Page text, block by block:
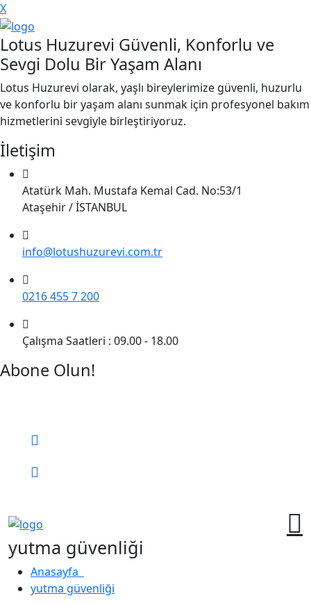
X
Lotus Huzurevi Güvenli, Konforlu ve
Sevgi Dolu Bir Yaşam Alanı
Lotus Huzurevi olarak, yaşlı bireylerimize güvenli, huzurlu
ve konforlu bir yaşam alanı sunmak için profesyonel bakım
hizmetlerini sevgiyle birleştiriyoruz.
İletişim
Atatürk Mah. Mustafa Kemal Cad. No:53/1
Ataşehir / İSTANBUL
info@lotushuzurevi.com.tr
0216 455 7 200
Çalışma Saatleri : 09.00 - 18.00
Abone Olun!
yutma güvenliği
Anasayfa
yutma güvenliği